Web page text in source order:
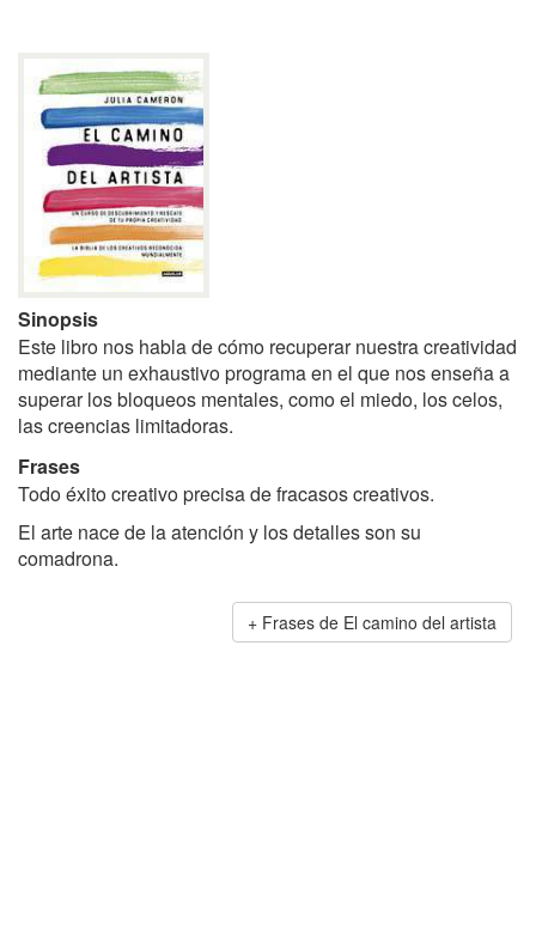
Sinopsis
Este libro nos habla de cómo recuperar nuestra creatividad
mediante un exhaustivo programa en el que nos enseña a
superar los bloqueos mentales, como el miedo, los celos,
las creencias limitadoras.
Frases
Todo éxito creativo precisa de fracasos creativos.
El arte nace de la atención y los detalles son su
comadrona.
Frases de El camino del artista